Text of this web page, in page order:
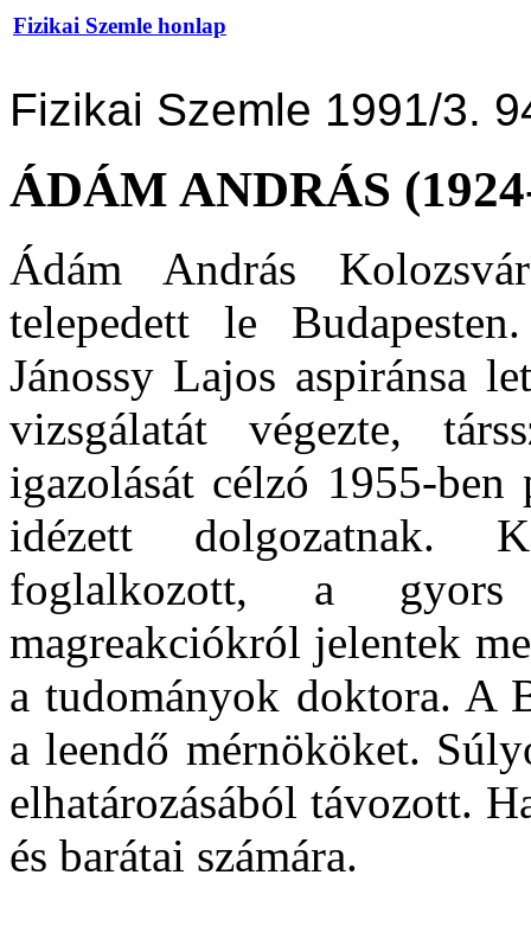
Fizikai Szemle honlap
Fizikai Szemle 1991/3.
ÁDÁM ANDRÁS
Ádám András
telepedett le
Jánossy Lajos aspiránsa
vizsgálatát végezte,
igazolását célzó 1955-
idézett dolgozatnak.
foglalkozott, a
magreakciókról jelentek
a tudományok doktora. A
a leendő mérnököket.
elhatározásából távozott.
és barátai számára.